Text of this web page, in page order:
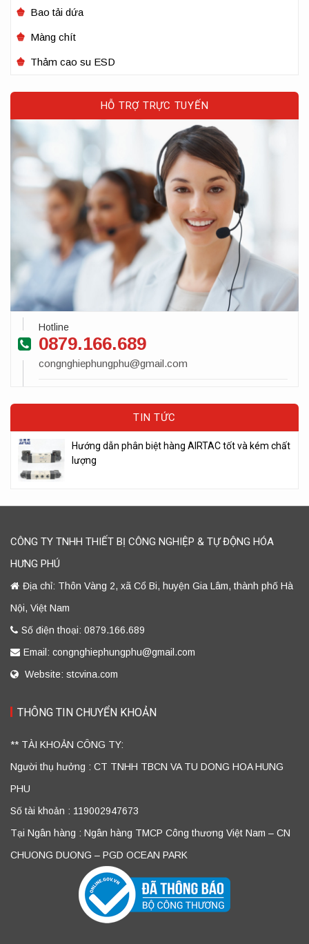
Bao tải dứa
Màng chít
Thảm cao su ESD
HỖ TRỢ TRỰC TUYẾN
Hotline
0879.166.689
congnghiephungphu@gmail.com
TIN TỨC
Hướng dẫn phân biệt hàng AIRTAC tốt và kém chất
lượng
CÔNG TY TNHH THIẾT BỊ CÔNG NGHIỆP & TỰ ĐỘNG HÓA
HƯNG PHÚ
Địa chỉ: Thôn Vàng 2, xã Cổ Bi, huyện Gia Lâm, thành phố Hà
Nội, Việt Nam
Số điện thoại: 0879.166.689
Email: congnghiephungphu@gmail.com
Website: stcvina.com
THÔNG TIN CHUYỂN KHOẢN
** TÀI KHOẢN CÔNG TY:
Người thụ hưởng : CT TNHH TBCN VA TU DONG HOA HUNG
PHU
Số tài khoản : 119002947673
Tại Ngân hàng : Ngân hàng TMCP Công thương Việt Nam – CN
CHUONG DUONG – PGD OCEAN PARK